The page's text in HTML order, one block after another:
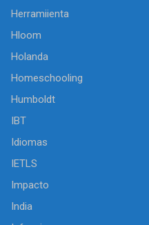
Herramiienta
Hloom
Holanda
Homeschooling
Humboldt
IBT
Idiomas
IETLS
Impacto
India